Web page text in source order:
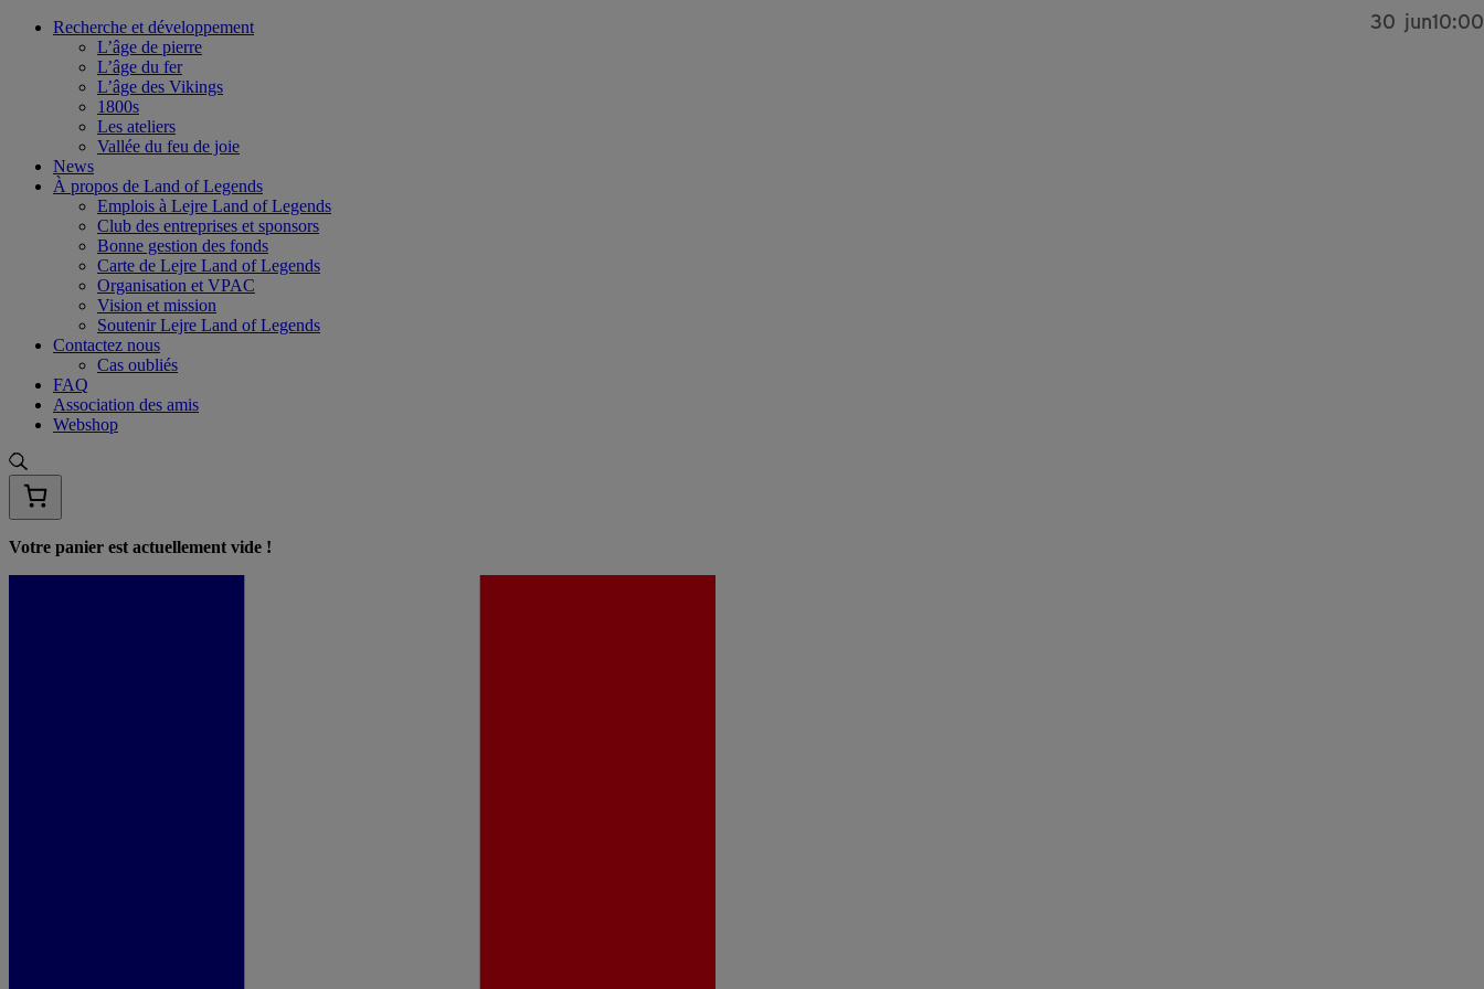
Skip
Recherche et développement
L’âge de pierre
L’âge du fer
L’âge des Vikings
1800s
Les ateliers
Vallée du feu de joie
News
À propos de Land of Legends
Emplois à Lejre Land of Legends
Club des entreprises et sponsors
Bonne gestion des fonds
Carte de Lejre Land of Legends
Organisation et VPAC
Vision et mission
Soutenir Lejre Land of Legends
Contactez nous
Cas oubliés
FAQ
Association des amis
Webshop
Votre panier est actuellement vide !
30 jun10:00